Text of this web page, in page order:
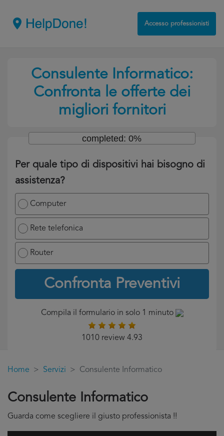
Accesso professionisti
Consulente Informatico:
Confronta le offerte dei
migliori fornitori
Per quale tipo di dispositivi hai bisogno di
assistenza?
Computer
Rete telefonica
Router
Confronta Preventivi
completed: 0%
Compila il formulario in solo 1 minuto
1010 review 4.93
Home Servizi Consulente Informatico
Consulente Informatico
Guarda come scegliere il giusto professionista !!